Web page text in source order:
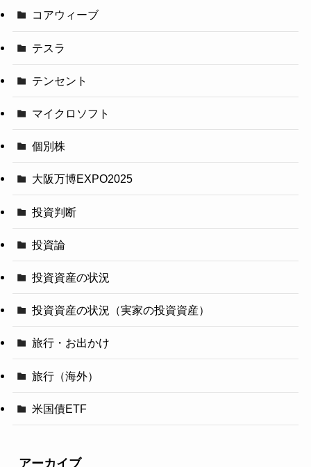
コアウィーブ
テスラ
テンセント
マイクロソフト
個別株
大阪万博EXPO2025
投資判断
投資論
投資資産の状況
投資資産の状況（実家の投資資産）
旅行・お出かけ
旅行（海外）
米国債ETF
アーカイブ